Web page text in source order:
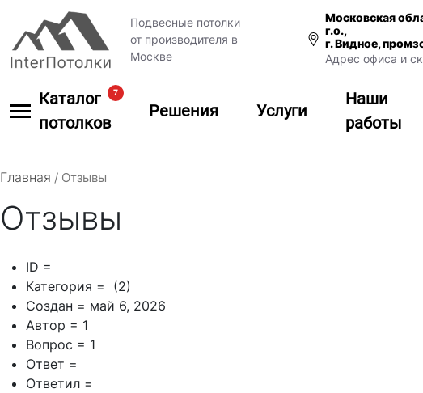
Подвесные потолки
от производителя в
Москве
Московская
г.о.,
г. Видное,
Адрес офиса и
Каталог
потолков
7
Решения Услуги
Наши
работы
Главная / Отзывы
Отзывы
ID =
Категория = (2)
Создан = май 6, 2026
Автор = 1
Вопрос = 1
Ответ =
Ответил =